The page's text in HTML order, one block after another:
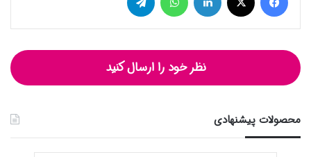
نظر خود را ارسال کنید
محصولات پیشنهادی